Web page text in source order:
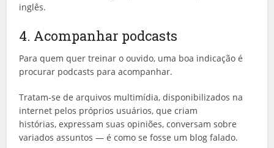
inglês.
4. Acompanhar podcasts
Para quem quer treinar o ouvido, uma boa indicação é
procurar podcasts para acompanhar.
Tratam-se de arquivos multimídia, disponibilizados na
internet pelos próprios usuários, que criam
histórias, expressam suas opiniões, conversam sobre
variados assuntos — é como se fosse um blog falado.